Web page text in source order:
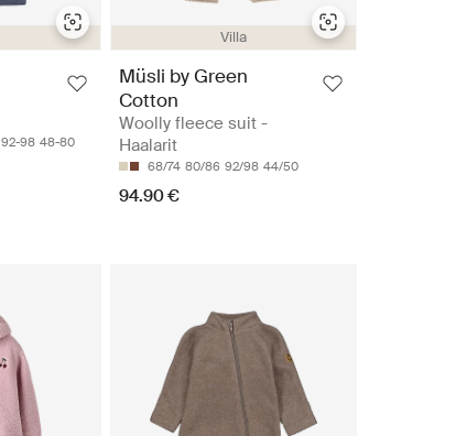
92-98 48-80
Villa
Müsli by Green
Cotton
Woolly fleece suit -
Haalarit
68/74 80/86 92/98 44/50
94.90 €